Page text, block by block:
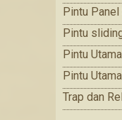
Pintu Panel
Pintu
Pintu
Pintu
Trap dan